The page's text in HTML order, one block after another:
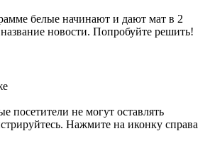
белые начинают и дают мат в 2
новости. Попробуйте решить!
посетители не могут оставлять
Нажмите на иконку справа